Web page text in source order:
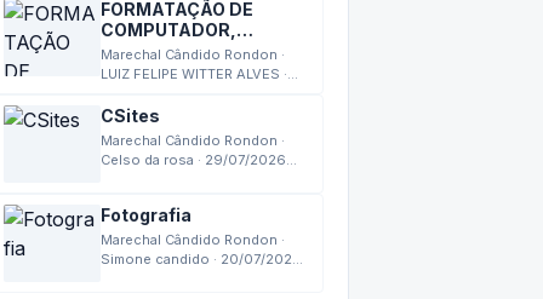
FORMATAÇÃO DE
COMPUTADOR,
MONTAGEM,
MANUTENÇÃO
Marechal Cândido Rondon ·
LUIZ FELIPE WITTER ALVES ·
CSites
Marechal Cândido Rondon ·
Celso da rosa · 29/07/2026
Fotografia
Marechal Cândido Rondon ·
Simone candido · 20/07/2026